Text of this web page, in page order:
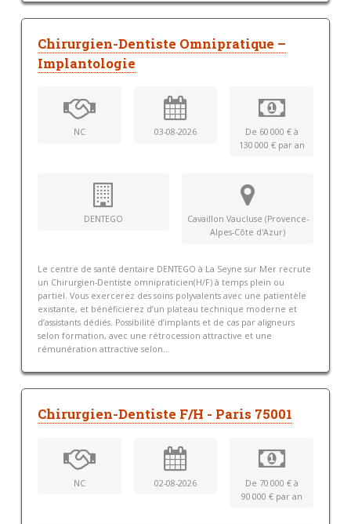
Chirurgien-Dentiste Omnipratique –
Implantologie
NC 03-08-2026
De 60 000 € à
130 000 € par an
DENTEGO
Cavaillon Vaucluse (Provence-
Alpes-Côte d'Azur)
Le centre de santé dentaire DENTEGO à La Seyne sur Mer recrute
un Chirurgien-Dentiste omnipraticien(H/F) à temps plein ou
partiel. Vous exercerez des soins polyvalents avec une patientèle
existante, et bénéficierez d’un plateau technique moderne et
d’assistants dédiés. Possibilité d’implants et de cas par aligneurs
selon formation, avec une rétrocession attractive et une
rémunération attractive selon...
Chirurgien-Dentiste F/H - Paris 75001
NC 02-08-2026
De 70 000 € à
90 000 € par an